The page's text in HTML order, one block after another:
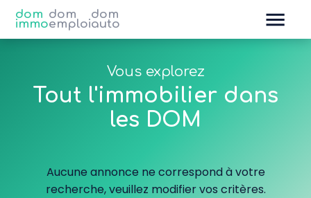
dom
immo
dom
emploi
dom
auto
Vous explorez
Tout l'immobilier dans
les DOM
Aucune annonce ne correspond à votre
recherche, veuillez modifier vos critères.